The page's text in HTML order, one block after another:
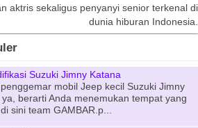
aktris sekaligus penyanyi senior terkenal di
dunia hiburan Indonesia.
Suzuki Jimny Katana
mobil Jeep kecil Suzuki Jimny
berarti Anda menemukan tempat yang
sini team GAMBAR.p...